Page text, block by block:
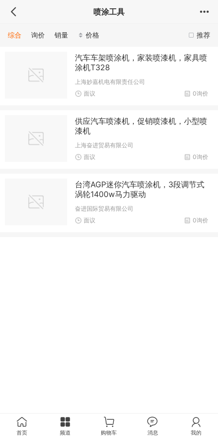
喷涂工具
推荐
综合 询价 销量 价格
汽车车架喷涂机，家装喷漆机，家具喷
涂机T328
上海妙嘉机电有限责任公司
0询价
面议
供应汽车喷漆机，促销喷漆机，小型喷
漆机
上海奋进贸易有限公司
0询价
面议
台湾AGP迷你汽车喷涂机，3段调节式
涡轮1400w马力驱动
奋进国际贸易有限公司
0询价
面议
首页 频道 购物车 消息 我的